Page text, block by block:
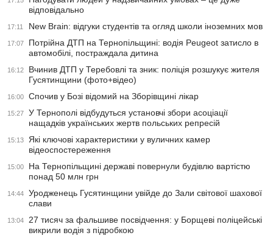
відповідально
17:11 New Brain: відгуки студентів та огляд школи іноземних мов
17:07
Потрійна ДТП на Тернопільщині: водія Peugeot затисло в
автомобілі, постраждала дитина
16:12
Вчинив ДТП у Теребовлі та зник: поліція розшукує жителя
Гусятинщини (фото+відео)
16:00 Спочив у Бозі відомий на Зборівщині лікар
15:27
У Тернополі відбудуться установчі збори асоціації
нащадків українських жертв польських репресій
15:13
Які ключові характеристики у вуличних камер
відеоспостереження
15:00
На Тернопільщині державі повернули будівлю вартістю
понад 50 млн грн
14:44
Уродженець Гусятинщини увійде до Зали світової шахової
слави
13:04
27 тисяч за фальшиве посвідчення: у Борщеві поліцейські
викрили водія з підробкою